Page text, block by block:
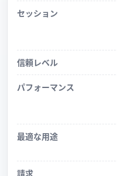
セッション
信頼レベル
パフォーマンス
最適な用途
請求